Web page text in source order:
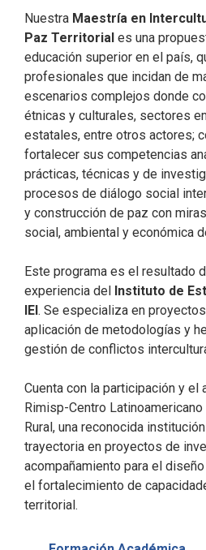
Nuestra Maestría en
Paz Territorial es una
educación superior en el país,
profesionales que incidan de
escenarios complejos donde
étnicas y culturales, sectores
estatales, entre otros actores;
fortalecer sus competencias
prácticas, técnicas y de
procesos de diálogo social
y construcción de paz con
social, ambiental y económica
Este programa es el resultado
experiencia del Instituto de
IEI. Se especializa en
aplicación de metodologías y
gestión de conflictos
Cuenta con la participación y el
Rimisp-Centro
Rural, una reconocida
trayectoria en proyectos de
acompañamiento para el
el fortalecimiento de
territorial.